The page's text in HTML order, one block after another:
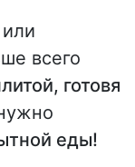
или
всего
готовя
еды!